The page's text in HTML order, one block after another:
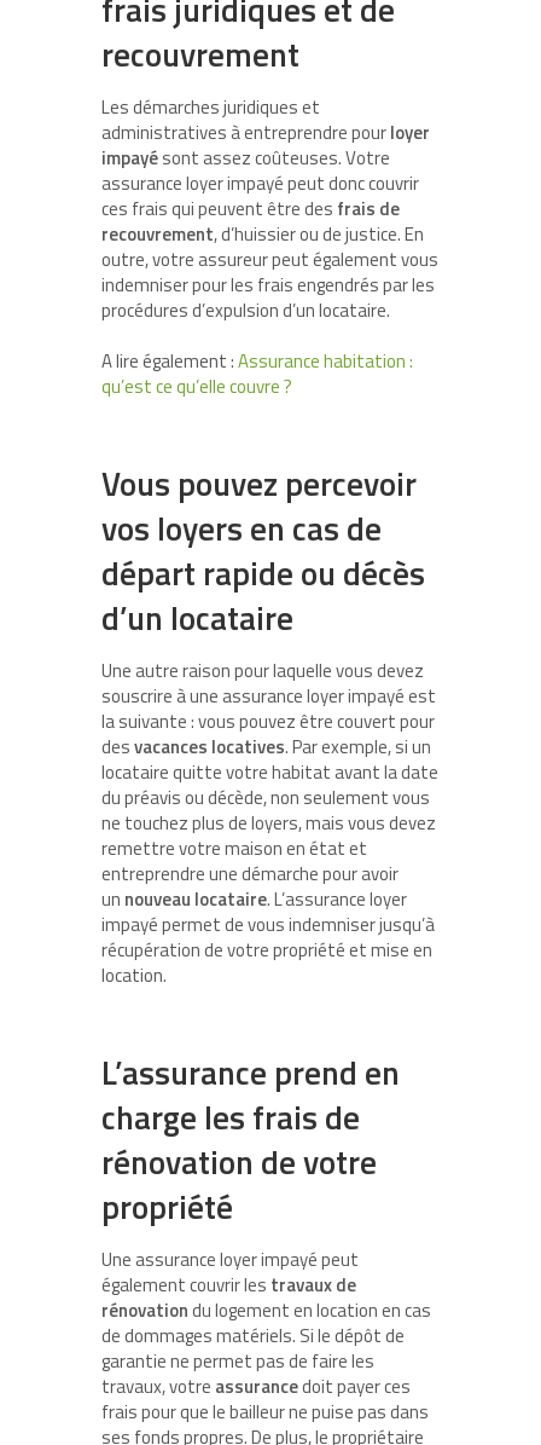
recouvrement
Les démarches juridiques et
administratives à entreprendre pourloyer
impayésont assez coûteuses. Votre
assurance loyer impayé peut donc couvrir
ces frais qui peuvent être des frais de
recouvrement, d’huissier ou de justice. En
outre, votre assureur peut également vous
indemniser pour les frais engendrés par les
procédures d’expulsion d’un locataire.
A lire également :Assurance habitation :
qu’est ce qu’elle couvre ?
Vous pouvez percevoir
vos loyers en cas de
départ rapide ou décès
d’un locataire
Une autre raison pour laquelle vous devez
souscrire à une assurance loyer impayé est
la suivante : vous pouvez être couvert pour
desvacances locatives. Par exemple, si un
locataire quitte votre habitat avant la date
du préavis ou décède, non seulement vous
ne touchez plus de loyers, mais vous devez
remettre votre maison en état et
entreprendre une démarche pour avoir
un nouveau locataire. L’assurance loyer
impayé permet de vous indemniser jusqu’à
récupération de votre propriété et mise en
location.
L’assurance prend en
charge les frais de
rénovation de votre
propriété
Une assurance loyer impayé peut
également couvrir les travaux de
rénovationdu logement en location en cas
de dommages matériels. Si le dépôt de
garantie ne permet pas de faire les
travaux, votre assurancedoit payer ces
frais pour que le bailleur ne puise pas dans
ses fonds propres. De plus, le propriétaire